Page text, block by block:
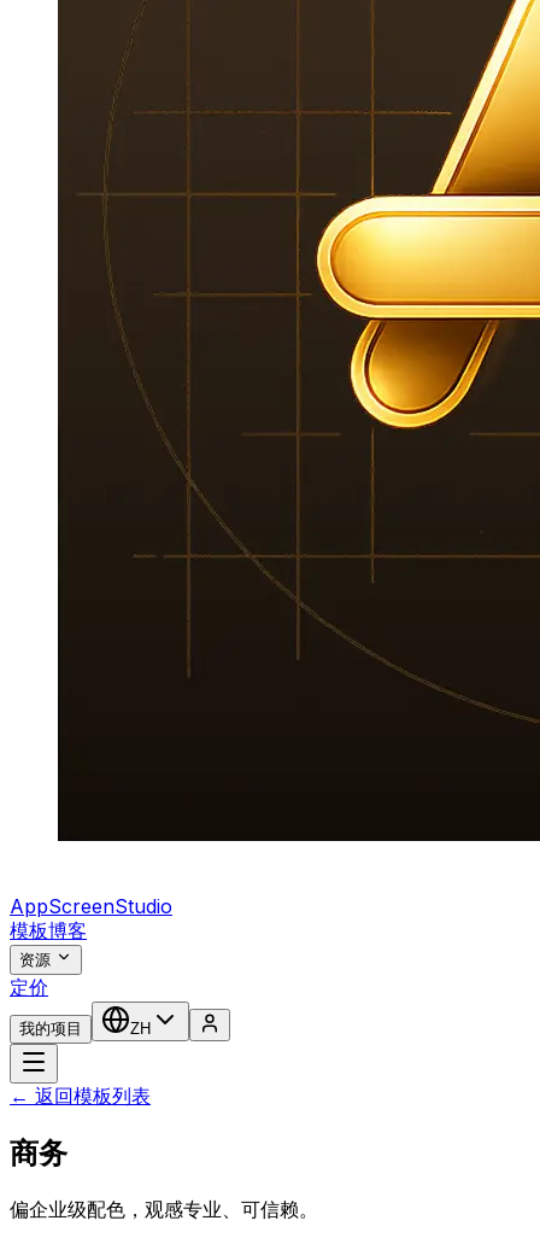
AppScreenStudio
模板博客
资源
定价
我的项目 ZH
← 返回模板列表
商务
偏企业级配色，观感专业、可信赖。